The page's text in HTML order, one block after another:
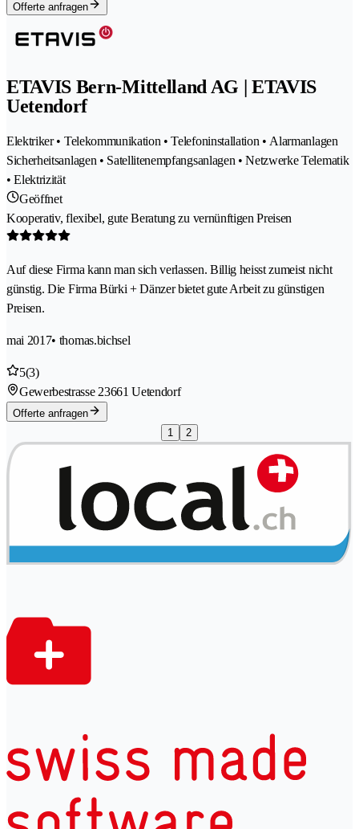
Offerte anfragen
ETAVIS Bern-Mittelland AG | ETAVIS
Uetendorf
Elektriker • Telekommunikation • Telefoninstallation • Alarmanlagen
Sicherheitsanlagen • Satellitenempfangsanlagen • Netzwerke Telematik
• Elektrizität
Geöffnet
Kooperativ, flexibel, gute Beratung zu vernünftigen Preisen
Auf diese Firma kann man sich verlassen. Billig heisst zumeist nicht
günstig. Die Firma Bürki + Dänzer bietet gute Arbeit zu günstigen
Preisen.
mai 2017• thomas.bichsel
5(3)
Gewerbestrasse 23661 Uetendorf
Offerte anfragen
1
2